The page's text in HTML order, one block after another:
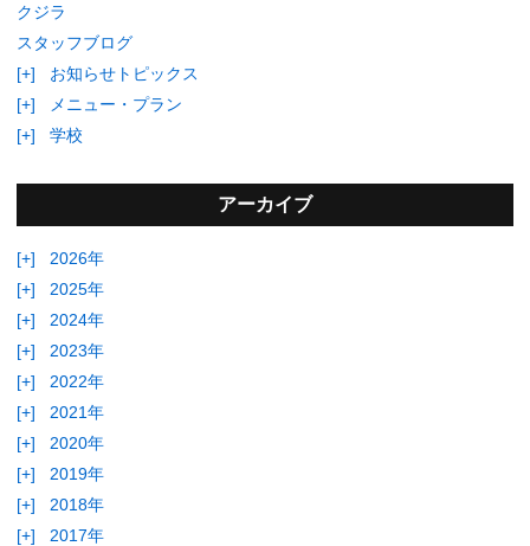
クジラ
スタッフブログ
[+]
お知らせトピックス
[+]
メニュー・プラン
[+]
学校
アーカイブ
[+]
2026年
[+]
2025年
[+]
2024年
[+]
2023年
[+]
2022年
[+]
2021年
[+]
2020年
[+]
2019年
[+]
2018年
[+]
2017年